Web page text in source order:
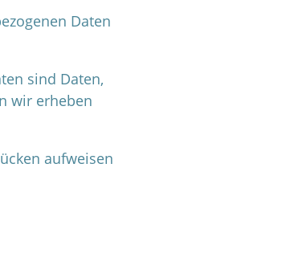
Daten
sind Daten,
wir erheben
aufweisen